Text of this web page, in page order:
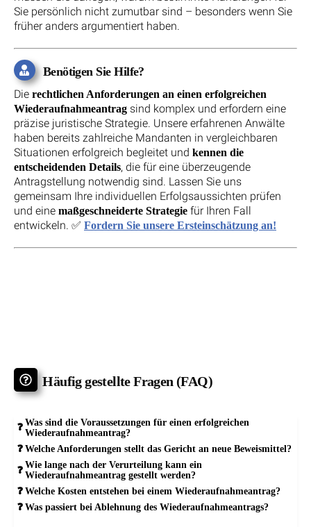
Sie persönlich nicht zumutbar sind – besonders wenn Sie
früher anders argumentiert haben.
Benötigen Sie Hilfe?
Die rechtlichen Anforderungen an einen erfolgreichen
Wiederaufnahmeantrag sind komplex und erfordern eine
präzise juristische Strategie. Unsere erfahrenen Anwälte
haben bereits zahlreiche Mandanten in vergleichbaren
Situationen erfolgreich begleitet und kennen die
entscheidenden Details, die für eine überzeugende
Antragstellung notwendig sind. Lassen Sie uns
gemeinsam Ihre individuellen Erfolgsaussichten prüfen
und eine maßgeschneiderte Strategie für Ihren Fall
entwickeln. ✅ Fordern Sie unsere Ersteinschätzung an!
Häufig gestellte Fragen (FAQ)
Was sind die Voraussetzungen für einen erfolgreichen
Wiederaufnahmeantrag?
Welche Anforderungen stellt das Gericht an neue Beweismittel?
Wie lange nach der Verurteilung kann ein
Wiederaufnahmeantrag gestellt werden?
Welche Kosten entstehen bei einem Wiederaufnahmeantrag?
Was passiert bei Ablehnung des Wiederaufnahmeantrags?